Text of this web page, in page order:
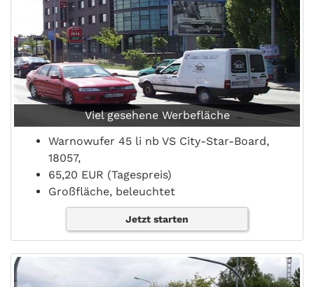
Viel gesehene Werbefläche
Warnowufer 45 li nb VS City-Star-Board,
18057,
65,20 EUR (Tagespreis)
Großfläche, beleuchtet
Jetzt starten